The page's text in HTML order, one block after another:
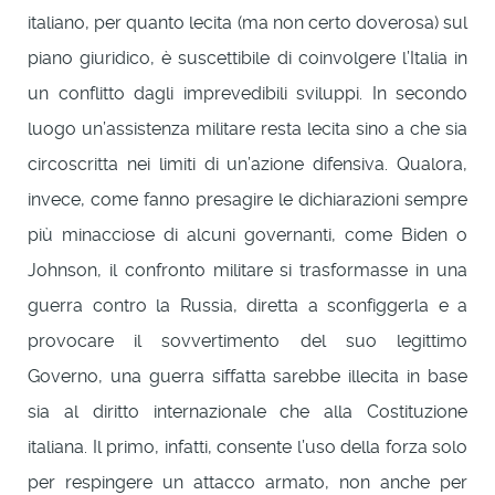
italiano, per quanto lecita (ma non certo doverosa) sul
piano giuridico, è suscettibile di coinvolgere l’Italia in
un conflitto dagli imprevedibili sviluppi. In secondo
luogo un’assistenza militare resta lecita sino a che sia
circoscritta nei limiti di un’azione difensiva. Qualora,
invece, come fanno presagire le dichiarazioni sempre
più minacciose di alcuni governanti, come Biden o
Johnson, il confronto militare si trasformasse in una
guerra contro la Russia, diretta a sconfiggerla e a
provocare il sovvertimento del suo legittimo
Governo, una guerra siffatta sarebbe illecita in base
sia al diritto internazionale che alla Costituzione
italiana. Il primo, infatti, consente l’uso della forza solo
per respingere un attacco armato, non anche per